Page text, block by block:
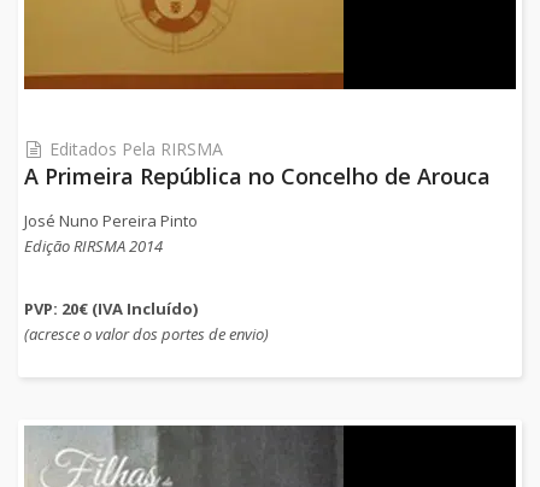
Editados Pela RIRSMA
A Primeira República no Concelho de Arouca
José Nuno Pereira Pinto
Edição RIRSMA 2014
PVP: 20€ (IVA Incluído)
(acresce o valor dos portes de envio)